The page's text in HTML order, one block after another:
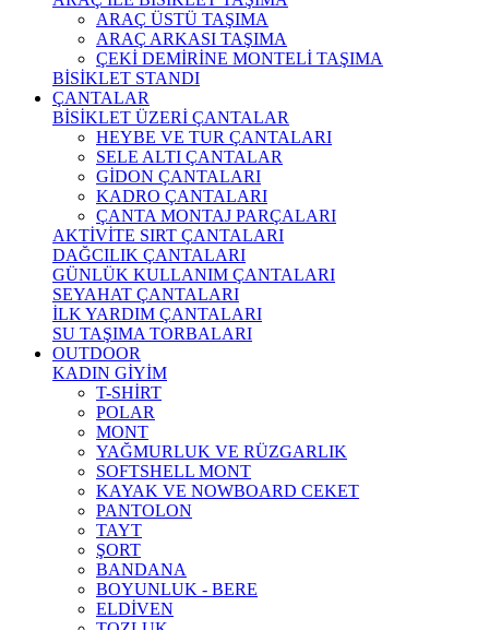
ARAÇ ÜSTÜ TAŞIMA
ARAÇ ARKASI TAŞIMA
ÇEKİ DEMİRİNE MONTELİ TAŞIMA
BİSİKLET STANDI
ÇANTALAR
BİSİKLET ÜZERİ ÇANTALAR
HEYBE VE TUR ÇANTALARI
SELE ALTI ÇANTALAR
GİDON ÇANTALARI
KADRO ÇANTALARI
ÇANTA MONTAJ PARÇALARI
AKTİVİTE SIRT ÇANTALARI
DAĞCILIK ÇANTALARI
GÜNLÜK KULLANIM ÇANTALARI
SEYAHAT ÇANTALARI
İLK YARDIM ÇANTALARI
SU TAŞIMA TORBALARI
OUTDOOR
KADIN GİYİM
T-SHİRT
POLAR
MONT
YAĞMURLUK VE RÜZGARLIK
SOFTSHELL MONT
KAYAK VE NOWBOARD CEKET
PANTOLON
TAYT
ŞORT
BANDANA
BOYUNLUK - BERE
ELDİVEN